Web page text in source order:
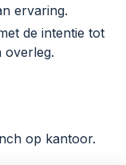
ervaring.
de intentie tot
overleg.
op kantoor.